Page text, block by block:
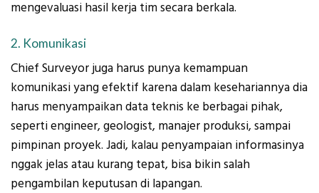
mengevaluasi hasil kerja tim secara berkala.
2. Komunikasi
Chief Surveyor juga harus punya kemampuan
komunikasi yang efektif karena dalam kesehariannya dia
harus menyampaikan data teknis ke berbagai pihak,
seperti engineer, geologist, manajer produksi, sampai
pimpinan proyek. Jadi, kalau penyampaian informasinya
nggak jelas atau kurang tepat, bisa bikin salah
pengambilan keputusan di lapangan.